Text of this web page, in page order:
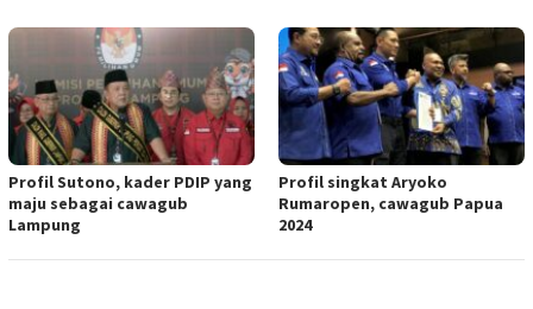
Profil Sutono, kader PDIP yang
maju sebagai cawagub
Lampung
Profil singkat Aryoko
Rumaropen, cawagub Papua
2024